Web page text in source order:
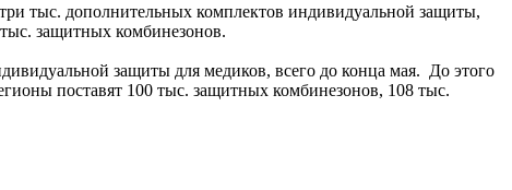
тыс. дополнительных комплектов индивидуальной защиты,
защитных комбинезонов.
защиты для медиков, всего до конца мая. До этого
поставят 100 тыс. защитных комбинезонов, 108 тыс.